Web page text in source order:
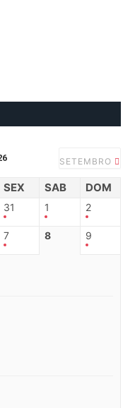
SETEMBRO
SEX SAB DOM
31 1 2
7 8 9